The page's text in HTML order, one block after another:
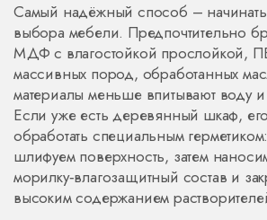
Самый надёжный способ –
выбора мебели. Предпочтительно
МДФ с влагостойкой прослойкой,
массивных пород, обработанных
материалы меньше впитывают воду
Если уже есть деревянный шкаф,
обработать специальным
шлифуем поверхность, затем
морилку‑влагозащитный состав и
высоким содержанием